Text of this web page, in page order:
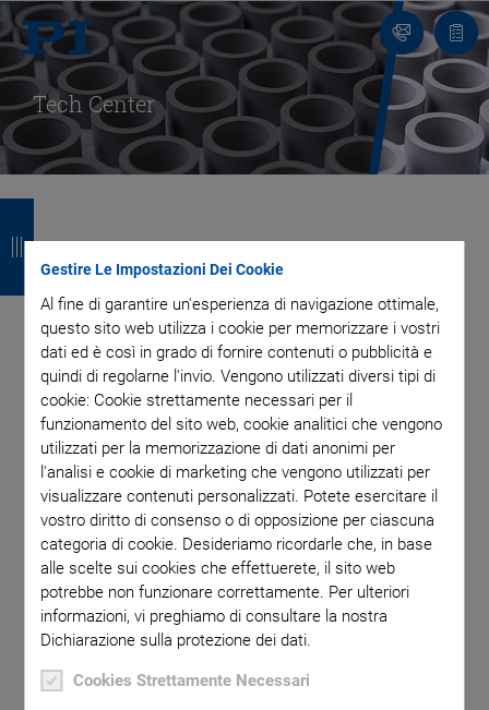
Gestire Le Impostazioni Dei Cookie
Al fine di garantire un'esperienza di navigazione ottimale,
questo sito web utilizza i cookie per memorizzare i vostri
dati ed è così in grado di fornire contenuti o pubblicità e
quindi di regolarne l'invio. Vengono utilizzati diversi tipi di
cookie: Cookie strettamente necessari per il
funzionamento del sito web, cookie analitici che vengono
utilizzati per la memorizzazione di dati anonimi per
l'analisi e cookie di marketing che vengono utilizzati per
visualizzare contenuti personalizzati. Potete esercitare il
vostro diritto di consenso o di opposizione per ciascuna
categoria di cookie. Desideriamo ricordarle che, in base
alle scelte sui cookies che effettuerete, il sito web
potrebbe non funzionare correttamente. Per ulteriori
informazioni, vi preghiamo di consultare la nostra
Dichiarazione sulla protezione dei dati.
Cookies Strettamente Necessari
Contatto
Tech Center
Tempi di Consegna
Rapidi e Processi di
Produzione Flessibili
Il nostro obiettivo è quello di supportare i nostri clienti nello
sviluppo, nella produzione e nell'assemblaggio di componenti
piezoelettrici, anche per le esigenze più complesse. Il Tech
Center di PI Ceramic combina un'ampia varietà di
competenze, sia nel campo della produzione di piccole serie
che in quello delle lavorazioni successive. In questo modo è
possibile qualificare rapidamente e facilmente i campioni per
progetti specifici.
n
d
i
e
t
r
o
n
d
i
e
t
r
o
n
d
i
e
t
r
o
n
d
i
e
t
r
o